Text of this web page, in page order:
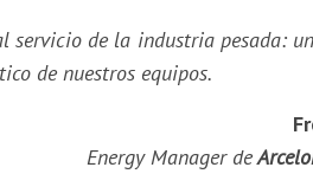
servicio de la industria pesada:
de nuestros equipos.
Energy Manager de